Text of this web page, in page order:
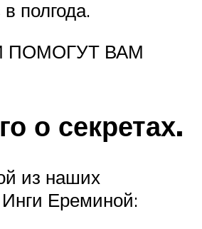
полгода.
ПОМОГУТ ВАМ
о секретах.
из наших
Ереминой: